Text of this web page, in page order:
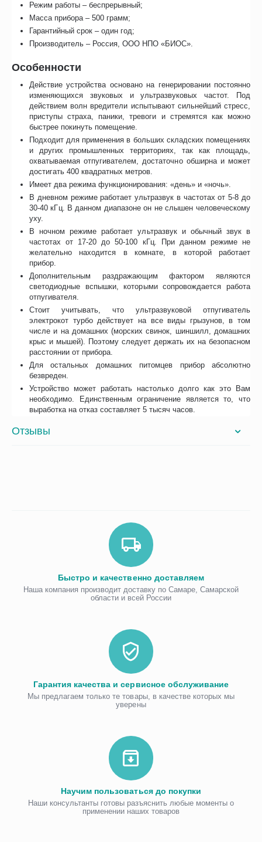
Режим работы – беспрерывный;
Масса прибора – 500 грамм;
Гарантийный срок – один год;
Производитель – Россия, ООО НПО «БИОС».
Особенности
Действие устройства основано на генерировании постоянно
изменяющихся звуковых и ультразвуковых частот. Под
действием волн вредители испытывают сильнейший стресс,
приступы страха, паники, тревоги и стремятся как можно
быстрее покинуть помещение.
Подходит для применения в больших складских помещениях
и других промышленных территориях, так как площадь,
охватываемая отпугивателем, достаточно обширна и может
достигать 400 квадратных метров.
Имеет два режима функционирования: «день» и «ночь».
В дневном режиме работает ультразвук в частотах от 5-8 до
30-40 кГц. В данном диапазоне он не слышен человеческому
уху.
В ночном режиме работает ультразвук и обычный звук в
частотах от 17-20 до 50-100 кГц. При данном режиме не
желательно находится в комнате, в которой работает
прибор.
Дополнительным раздражающим фактором являются
светодиодные вспышки, которыми сопровождается работа
отпугивателя.
Стоит учитывать, что ультразвуковой отпугиватель
электрокот турбо действует на все виды грызунов, в том
числе и на домашних (морских свинок, шиншилл, домашних
крыс и мышей). Поэтому следует держать их на безопасном
расстоянии от прибора.
Для остальных домашних питомцев прибор абсолютно
безвреден.
Устройство может работать настолько долго как это Вам
необходимо. Единственным ограничение является то, что
выработка на отказ составляет 5 тысяч часов.
Отзывы
Быстро и качественно доставляем
Наша компания производит доставку по Самаре, Самарской
области и всей России
Гарантия качества и сервисное обслуживание
Мы предлагаем только те товары, в качестве которых мы
уверены
Научим пользоваться до покупки
Наши консультанты готовы разъяснить любые моменты о
применении наших товаров